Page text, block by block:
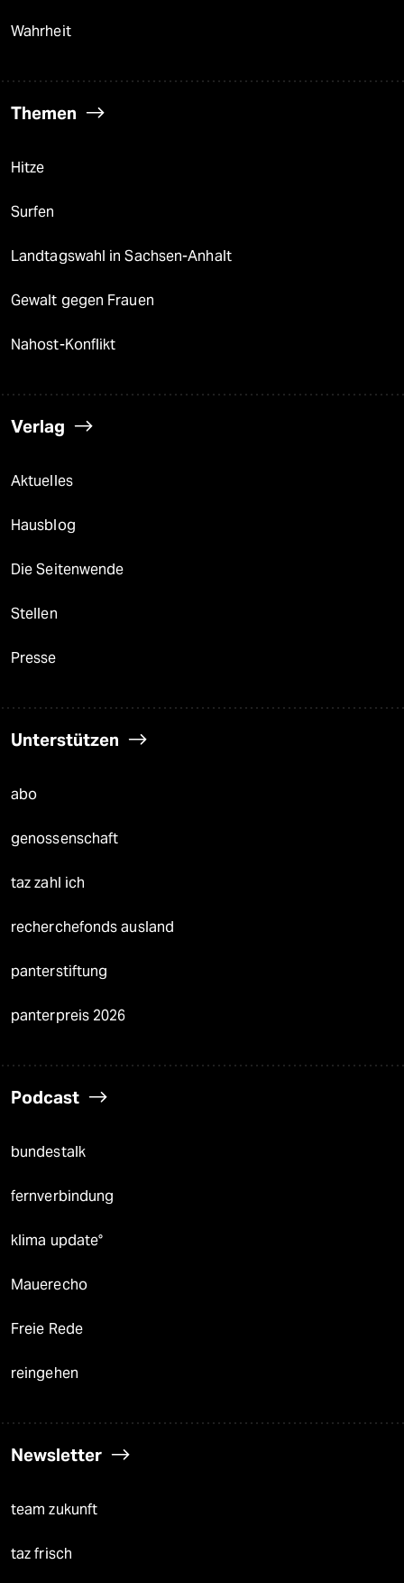
Wahrheit
Themen
Hitze
Surfen
Landtagswahl in Sachsen-Anhalt
Gewalt gegen Frauen
Nahost-Konflikt
Verlag
Aktuelles
Hausblog
Die Seitenwende
Stellen
Presse
Unterstützen
abo
genossenschaft
taz zahl ich
recherchefonds ausland
panterstiftung
panterpreis 2026
Podcast
bundestalk
fernverbindung
klima update°
Mauerecho
Freie Rede
reingehen
Newsletter
team zukunft
taz frisch